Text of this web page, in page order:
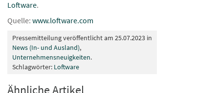
Loftware.
Quelle: www.loftware.com
Pressemitteilung veröffentlicht am 25.07.2023 in
News (In- und Ausland),
Unternehmensneuigkeiten.
Schlagwörter: Loftware
Ähnliche Artikel